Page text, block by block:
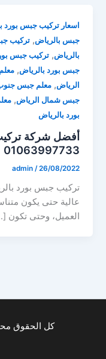
اسعار تركيب جبس بورد
جبس بالرياض,تركيب
بالرياض,تركيب جبس
جبس بورد بالرياض,
الرياض,معلم جبس
جبس شمال الرياض,
بورد بالرياض
أفضل شركة
01063997733
admin /26/08/2022
تركيب جبس بورد
عالية حتى يكون
العميل، وحتى تكون
كل الحقوق محفوظة ©